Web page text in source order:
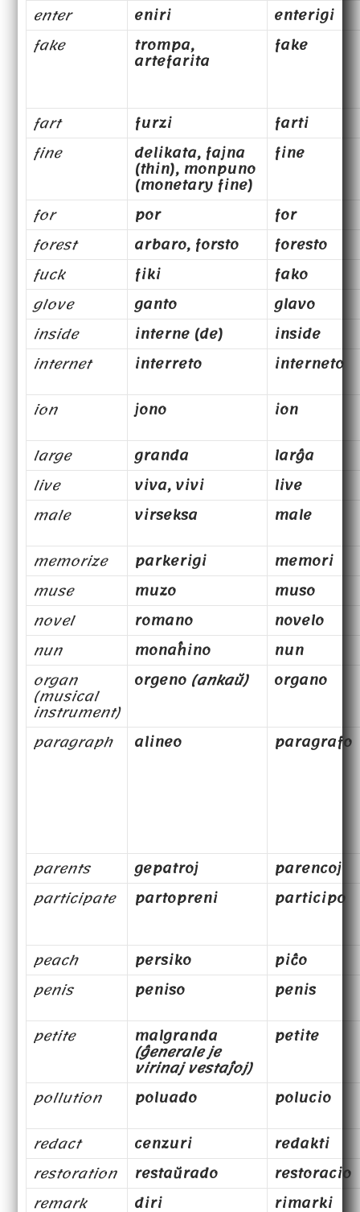
enter
eniri
enterigi
fake
trompa,
artefarita
fake
fart furzi
farti
fine
delikata, fajna
(thin), monpuno
(monetary fine)
fine
for por
for
forest
arbaro, forsto
foresto
fuck
fiki
fako
glove
ganto
glavo
inside
interne (de)
inside
internet
interreto
interneto
ion
jono
ion
large
granda
larĝa
live
viva, vivi
live
male
virseksa
male
memorize
parkerigi
memori
muse
muzo
muso
novel
romano
novelo
nun
monaĥino
nun
organ
(musical
instrument)
orgeno (ankaŭ) organo
paragraph alineo paragrafo
parents gepatroj
parencoj
participate
partopreni participo
peach persiko
piĉo
penis
peniso
penis
petite
malgranda
(ĝenerale je
virinaj vestaĵoj)
petite
pollution poluado
polucio
redact
cenzuri
redakti
restoration
restaŭrado
restoracio
remark
diri rimarki